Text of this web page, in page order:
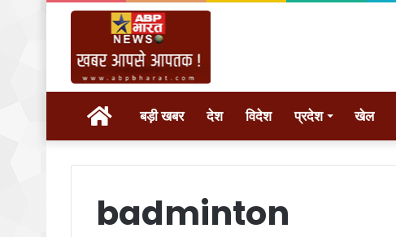
होम बड़ी खबर देश विदेश प्रदेश खेल
badminton